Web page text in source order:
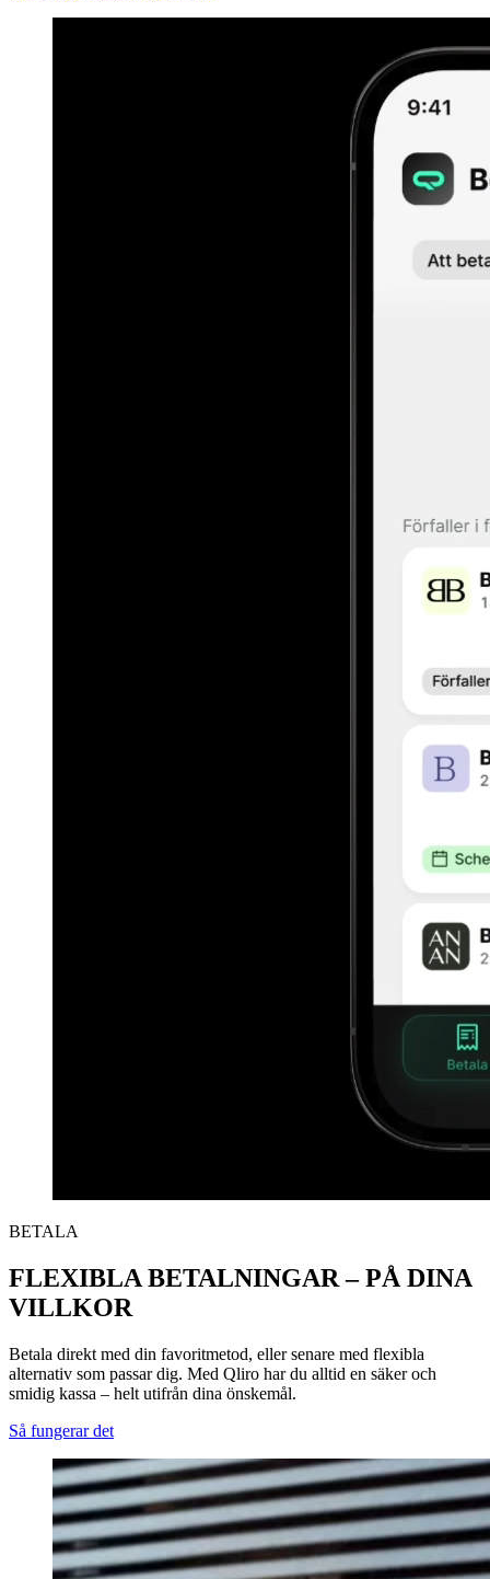
BETALA
FLEXIBLA BETALNINGAR – PÅ DINA
VILLKOR
Betala direkt med din favoritmetod, eller senare med flexibla
alternativ som passar dig. Med Qliro har du alltid en säker och
smidig kassa – helt utifrån dina önskemål.
Så fungerar det